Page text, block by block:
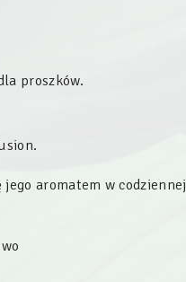
proszków.
aromatem w codziennej